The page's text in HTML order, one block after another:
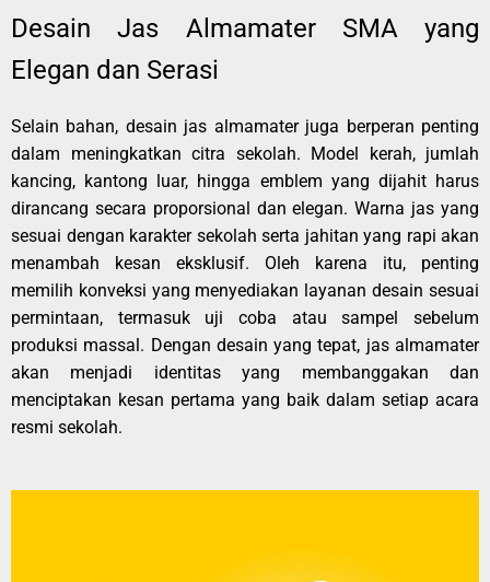
Desain Jas Almamater SMA yang
Elegan dan Serasi
Selain bahan, desain jas almamater juga berperan penting
dalam meningkatkan citra sekolah. Model kerah, jumlah
kancing, kantong luar, hingga emblem yang dijahit harus
dirancang secara proporsional dan elegan. Warna jas yang
sesuai dengan karakter sekolah serta jahitan yang rapi akan
menambah kesan eksklusif. Oleh karena itu, penting
memilih konveksi yang menyediakan layanan desain sesuai
permintaan, termasuk uji coba atau sampel sebelum
produksi massal. Dengan desain yang tepat, jas almamater
akan menjadi identitas yang membanggakan dan
menciptakan kesan pertama yang baik dalam setiap acara
resmi sekolah.